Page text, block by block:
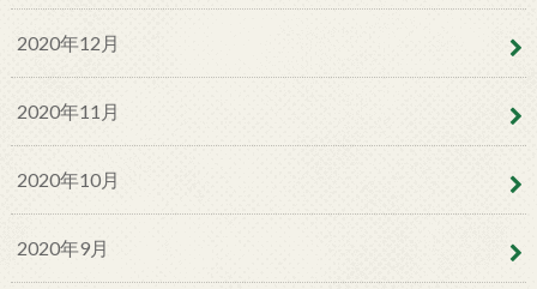
2020年12月
2020年11月
2020年10月
2020年9月